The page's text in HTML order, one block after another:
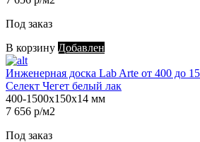
Под заказ
В корзину Добавлен
Инженерная доска Lab Arte от 400 до
Селект Чегет белый лак
400-1500х150х14 мм
7 656 р/м2
Под заказ